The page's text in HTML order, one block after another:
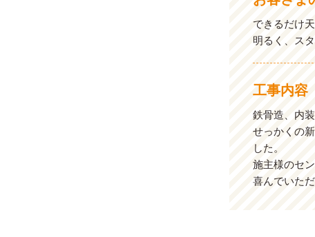
できるだけ
明るく、ス
工事内容
鉄骨造、内
せっかくの
した。
施主様のセ
喜んでいた